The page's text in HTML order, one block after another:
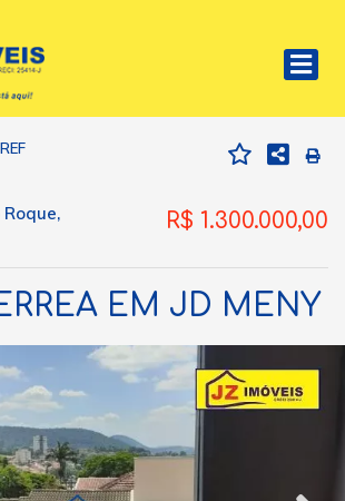
REF
Roque,
R$ 1.300.000,00
EM JD MENY